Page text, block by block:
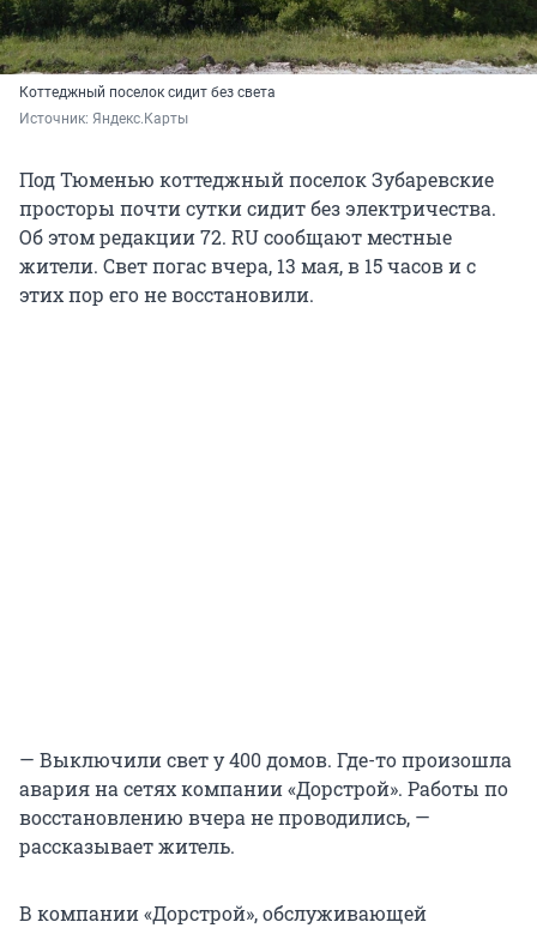
Коттеджный поселок сидит без света
Источник: Яндекс.Карты
Под Тюменью коттеджный поселок Зубаревские
просторы почти сутки сидит без электричества.
Об этом редакции 72. RU сообщают местные
жители. Свет погас вчера, 13 мая, в 15 часов и с
этих пор его не восстановили.
— Выключили свет у 400 домов. Где-то произошла
авария на сетях компании «Дорстрой». Работы по
восстановлению вчера не проводились, —
рассказывает житель.
В компании «Дорстрой», обслуживающей